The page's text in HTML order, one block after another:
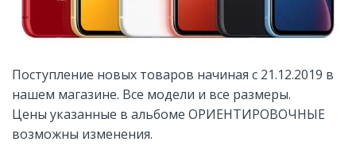
Поступление новых товаров начиная с 21.12.2019 в
нашем магазине. Все модели и все размеры.
Цены указанные в альбоме ОРИЕНТИРОВОЧНЫЕ
возможны изменения.